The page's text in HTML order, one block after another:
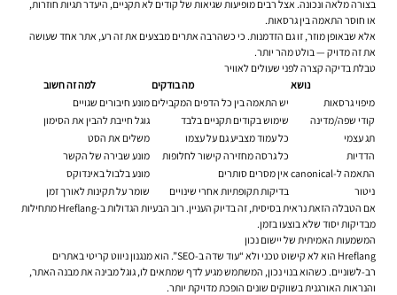
בצורה מלאה ונכונה. אצל רבים מופיעות שגיאות של קודים לא תקניים, היעדר תגיות חוזרות,
או חוסר התאמה בין גרסאות.
אלא שבאופן מוזר, זו גם הזדמנות. כי כשהרבה אתרים מבצעים את זה רע, אתר אחד שעושה
את זה מדויק — בולט מהר יותר.
טבלת בדיקה קצרה לפני שעולים לאוויר
נושא
מה בודקים
למה זה חשוב
מיפוי גרסאות
יש התאמה בין כל הדפים המקביליםמונע חיבורים שגויים
קודי שפה/מדינה
שימוש בקודים תקניים בלבד
גוגל חייבת להבין את הסימון
תג עצמי
כל עמוד מצביע גם על עצמו
משלים את הסט
הדדיות
כל גרסה מחזירה קישור לחלופות
מונע שבירה של הקשר
התאמה ל-canonical
אין מסרים סותרים
מונע בלבול באינדוקס
ניטור
בדיקות תקופתיות אחרי שינויים
שומר על תקינות לאורך זמן
אם הטבלה הזאת נראית בסיסית, זה בדיוק העניין. רוב הבעיות הגדולות ב-Hreflang מתחילות
מבדיקות יסוד שלא בוצעו בזמן.
המשמעות האמיתית של יישום נכון
Hreflang הוא לא קישוט טכני ולא “עוד שדה ב-SEO”. הוא מנגנון ניווט קריטי באתרים
רב-לשוניים. כשהוא בנוי נכון, המשתמש מגיע לדף שמתאים לו, גוגל מבינה את מבנה האתר,
והנראות האורגנית בשווקים שונים הופכת מדויקת יותר.